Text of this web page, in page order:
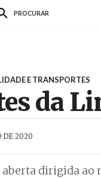
PROCURAR
E TRANSPORTES
da
DE 2020
dirigida ao